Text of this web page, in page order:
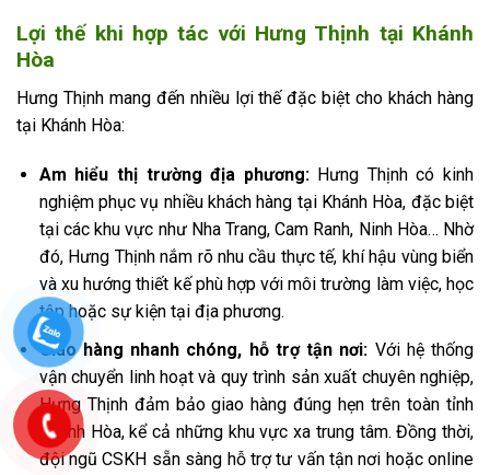
Lợi thế khi hợp tác với Hưng Thịnh tại Khánh
Hòa
Hưng Thịnh mang đến nhiều lợi thế đặc biệt cho khách hàng
tại Khánh Hòa:
Am hiểu thị trường địa phương:Hưng Thịnh có kinh
nghiệm phục vụ nhiều khách hàng tại Khánh Hòa, đặc biệt
tại các khu vực như Nha Trang, Cam Ranh, Ninh Hòa… Nhờ
đó, Hưng Thịnh nắm rõ nhu cầu thực tế, khí hậu vùng biển
và xu hướng thiết kế phù hợp với môi trường làm việc, học
tập hoặc sự kiện tại địa phương.
Giao hàng nhanh chóng, hỗ trợ tận nơi: Với hệ thống
vận chuyển linh hoạt và quy trình sản xuất chuyên nghiệp,
Hưng Thịnh đảm bảo giao hàng đúng hẹn trên toàn tỉnh
Khánh Hòa, kể cả những khu vực xa trung tâm. Đồng thời,
đội ngũ CSKH sẵn sàng hỗ trợ tư vấn tận nơi hoặc online